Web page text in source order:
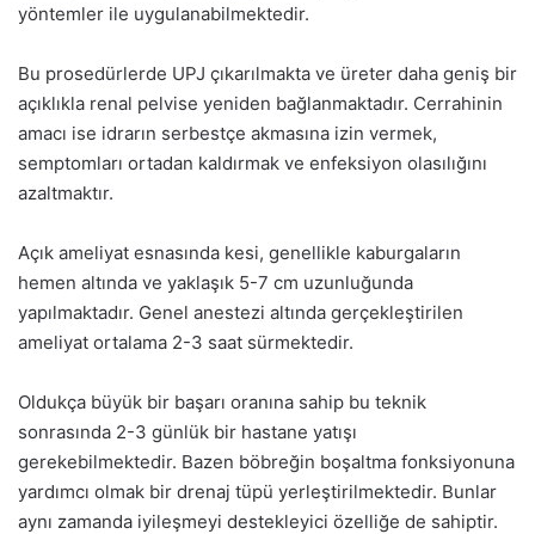
yöntemler ile uygulanabilmektedir.
Bu prosedürlerde UPJ çıkarılmakta ve üreter daha geniş bir
açıklıkla renal pelvise yeniden bağlanmaktadır. Cerrahinin
amacı ise idrarın serbestçe akmasına izin vermek,
semptomları ortadan kaldırmak ve enfeksiyon olasılığını
azaltmaktır.
Açık ameliyat esnasında kesi, genellikle kaburgaların
hemen altında ve yaklaşık 5-7 cm uzunluğunda
yapılmaktadır. Genel anestezi altında gerçekleştirilen
ameliyat ortalama 2-3 saat sürmektedir.
Oldukça büyük bir başarı oranına sahip bu teknik
sonrasında 2-3 günlük bir hastane yatışı
gerekebilmektedir. Bazen böbreğin boşaltma fonksiyonuna
yardımcı olmak bir drenaj tüpü yerleştirilmektedir. Bunlar
aynı zamanda iyileşmeyi destekleyici özelliğe de sahiptir.